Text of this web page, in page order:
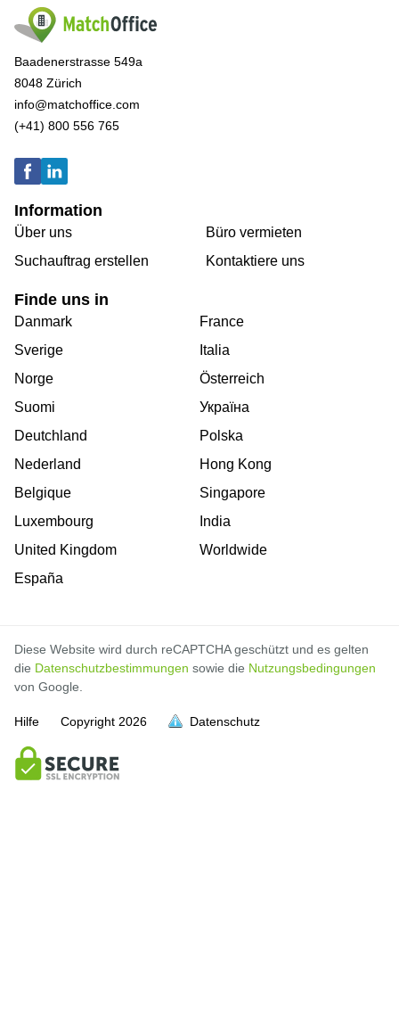
Baadenerstrasse 549a
8048 Zürich
info@matchoffice.com
(+41) 800 556 765
Information
Über uns
Suchauftrag erstellen
Büro vermieten
Kontaktiere uns
Finde uns in
Danmark
Sverige
Norge
Suomi
Deutchland
Nederland
Belgique
Luxembourg
United Kingdom
España
France
Italia
Österreich
Україна
Polska
Hong Kong
Singapore
India
Worldwide
Diese Website wird durch reCAPTCHA geschützt und es gelten
die Datenschutzbestimmungen sowie die Nutzungsbedingungen
von Google.
Hilfe Copyright 2026 Datenschutz